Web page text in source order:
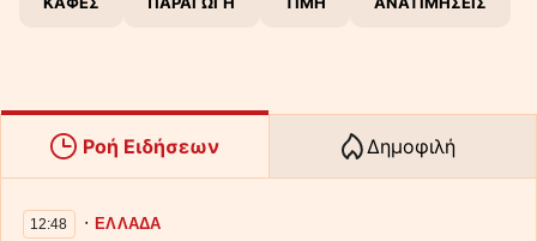
Ροή Ειδήσεων Δημοφιλή
12:48 ∙ΕΛΛΑΔΑ